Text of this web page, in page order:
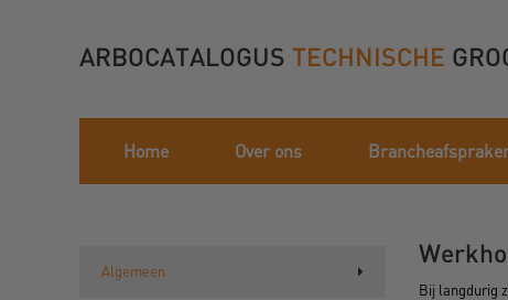
ARBOCATALOGUS TECHNISCHE
Home Over ons
Algemeen
Bij langdurig